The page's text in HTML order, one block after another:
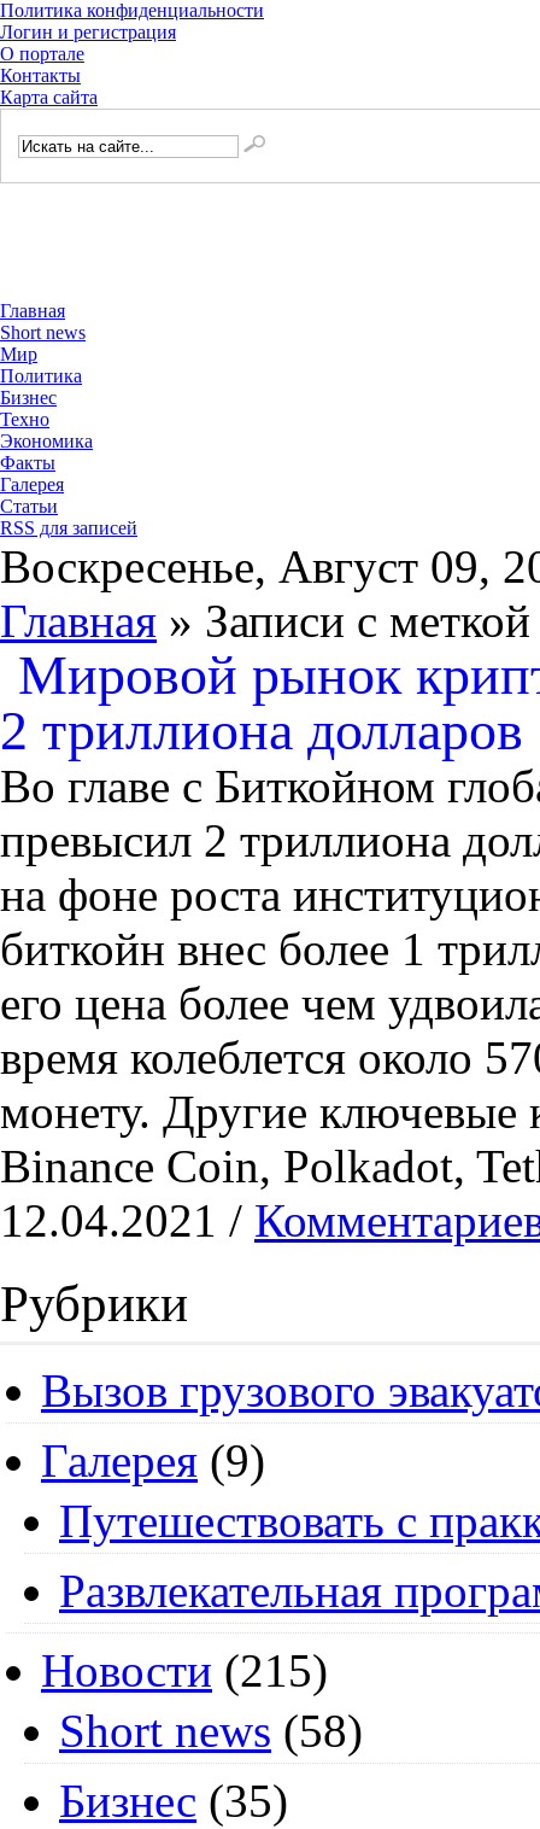
Политика конфиденциальности
Логин и регистрация
О портале
Контакты
Карта сайта
Главная
Short news
Мир
Политика
Бизнес
Техно
Экономика
Факты
Галерея
Статьи
RSS для записей
Воскресенье, Август 09,
Главная » Записи с
Мировой рынок
2 триллиона долларов
Во главе с Биткойном
превысил 2 триллиона
на фоне роста
биткойн внес более 1
его цена более чем
время колеблется около
монету. Другие
Binance Coin, Polkadot,
12.04.2021 /
Рубрики
Вызов грузового
Галерея (9)
Путешествовать с
Развлекательная
Новости (215)
Short news (58)
Бизнес (35)